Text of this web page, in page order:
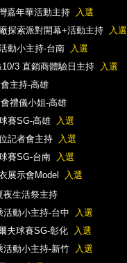
嘉年華活動主持
入選
探索派對開幕+活動主持
入選
動小主持-台南
入選
3 直銷商體驗日主持
入選
主持-高雄
禮儀小姐-高雄
賽SG-高雄
入選
記者會主持
入選
賽SG-台南
入選
展示會Model
入選
夜生活祭主持
活動小主持-台中
入選
夫球賽SG-彰化
入選
活動小主持-新竹
入選